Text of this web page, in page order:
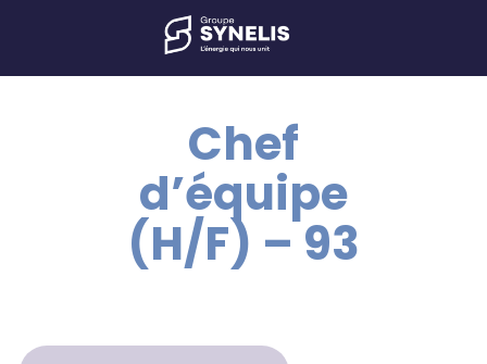
Chef
d’équipe
(H/F) – 93